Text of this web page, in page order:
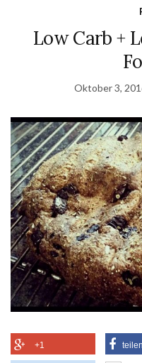
Low Carb +
Oktober 3,
+1 teilen